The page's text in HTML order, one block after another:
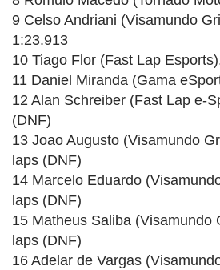
9 Celso Andriani (Visamundo
1:23.913
10 Tiago Flor (Fast Lap
11 Daniel Miranda (Gama
12 Alan Schreiber (Fast Lap e-
(DNF)
13 Joao Augusto (Visamundo
laps (DNF)
14 Marcelo Eduardo
laps (DNF)
15 Matheus Saliba (Visamundo
laps (DNF)
16 Adelar de Vargas